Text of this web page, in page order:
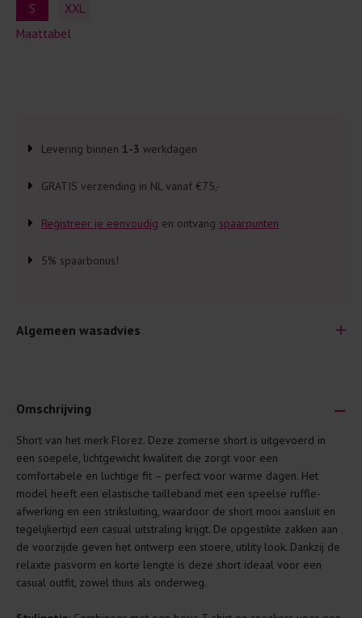
S
XXL
Maattabel
Levering binnen 1-3 werkdagen
GRATIS verzending in NL vanaf €75,-
Registreer je eenvoudig en ontvang spaarpunten
5% spaarbonus!
Algemeen wasadvies
Je wilt natuurlijk lang plezier hebben van je nieuwe kleding.
Daarom geven wij een aantal algemene was-tips:
Lees altijd eerst even het was-etiket.
Was kleding binnenste buiten. Dat beschermt de
buitenkant.
Wees zuinig met wasmiddel. Per kledingstuk is een drupje
genoeg.
Was zo koud mogelijk. Op 20 of 30 graden wassen is vaak
Omschrijving
Short van het merk Florez. Deze zomerse short is uitgevoerd in
een soepele, lichtgewicht kwaliteit die zorgt voor een
comfortabele en luchtige fit – perfect voor warme dagen. Het
model heeft een elastische tailleband met een speelse ruffle-
afwerking en een striksluiting, waardoor de short mooi aansluit en
tegelijkertijd een casual uitstraling krijgt. De opgestikte zakken aan
de voorzijde geven het ontwerp een stoere, utility look. Dankzij de
relaxte pasvorm en korte lengte is deze short ideaal voor een
casual outfit, zowel thuis als onderweg.